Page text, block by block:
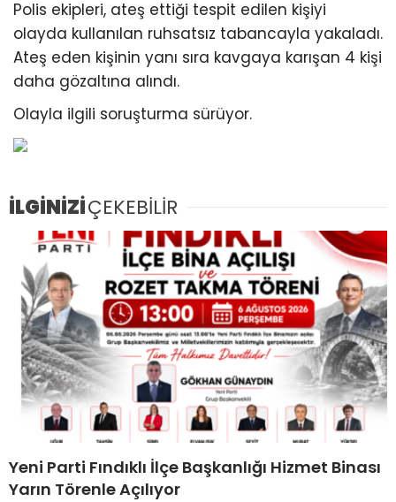
Polis ekipleri, ateş ettiği tespit edilen kişiyi
olayda kullanılan ruhsatsız tabancayla yakaladı.
Ateş eden kişinin yanı sıra kavgaya karışan 4 kişi
daha gözaltına alındı.
Olayla ilgili soruşturma sürüyor.
İLGİNİZİÇEKEBİLİR
Yeni Parti Fındıklı İlçe Başkanlığı Hizmet Binası
Yarın Törenle Açılıyor